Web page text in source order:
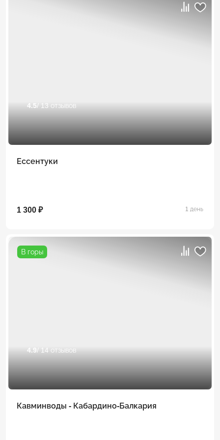
4.5/ 13 отзывов
Ессентуки
1 300 ₽ 1 день
В горы
4.9 / 14 отзывов
Кавминводы - Кабардино-Балкария